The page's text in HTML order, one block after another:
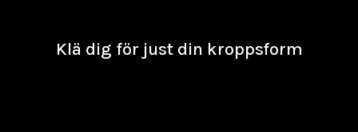
Klä dig för just din kroppsform